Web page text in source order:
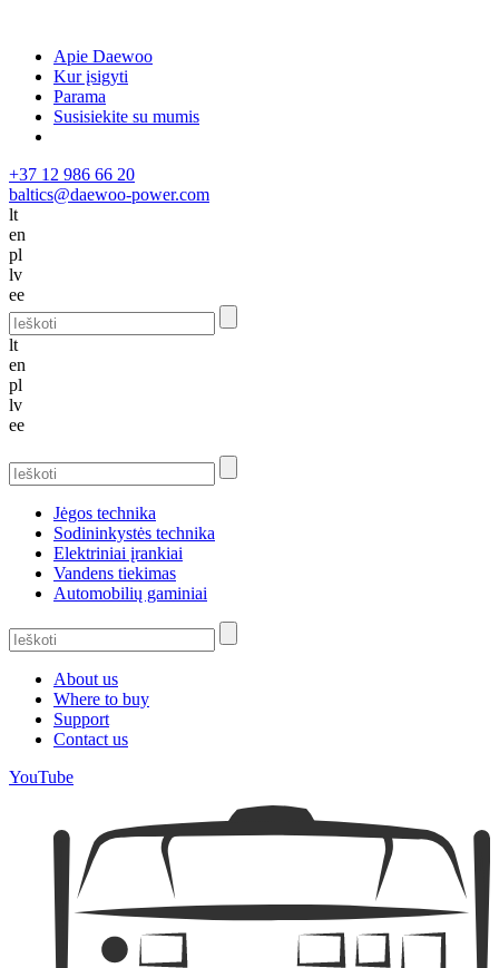
Apie Daewoo
Kur įsigyti
Parama
Susisiekite su mumis
+37 12 986 66 20
baltics@daewoo-power.com
lt
en
pl
lv
ee
lt
en
pl
lv
ee
Jėgos technika
Sodininkystės technika
Elektriniai įrankiai
Vandens tiekimas
Automobilių gaminiai
About us
Where to buy
Support
Contact us
YouTube